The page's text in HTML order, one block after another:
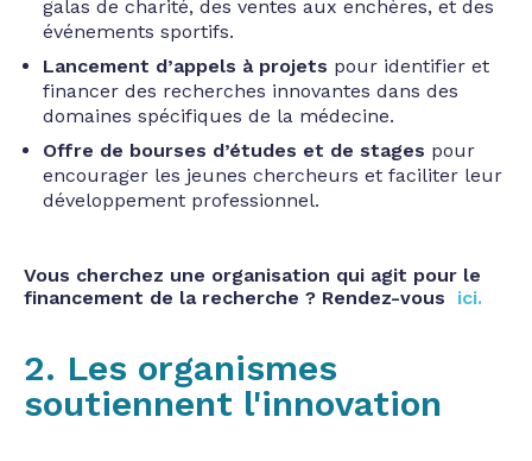
galas de charité, des ventes aux enchères, et des
événements sportifs.
Lancement d’appels à projets pour identifier et
financer des recherches innovantes dans des
domaines spécifiques de la médecine.
Offre de bourses d’études et de stages pour
encourager les jeunes chercheurs et faciliter leur
développement professionnel.
Vous cherchez une organisation qui agit pour le
financement de la recherche ? Rendez-vous ici.
2. Les organismes
soutiennent l'innovation